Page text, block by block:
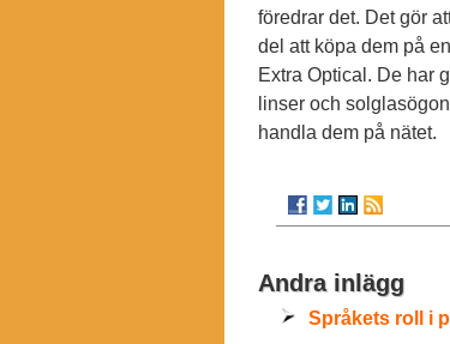
föredrar det. Det gör
del att köpa dem på
Extra Optical. De har
linser och
handla dem på nätet.
Andra inlägg
Språkets roll i